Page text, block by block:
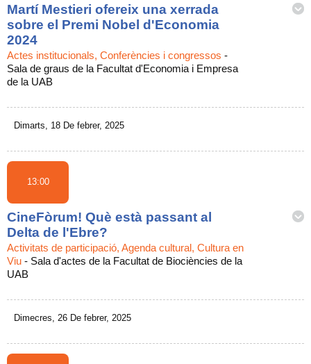
Martí Mestieri ofereix una xerrada
sobre el Premi Nobel d'Economia
2024
Actes institucionals, Conferències i congressos -
Sala de graus de la Facultat d'Economia i Empresa
de la UAB
Dimarts, 18 De febrer, 2025
13:00
CineFòrum! Què està passant al
Delta de l'Ebre?
Activitats de participació, Agenda cultural, Cultura en
Viu - Sala d'actes de la Facultat de Biociències de la
UAB
Dimecres, 26 De febrer, 2025